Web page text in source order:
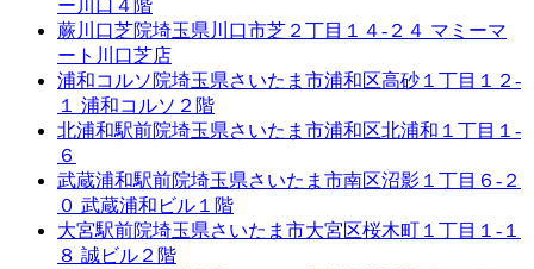
ー川口４階
蕨川口芝院埼玉県川口市芝２丁目１４-２４ マミーマ
ート川口芝店
浦和コルソ院埼玉県さいたま市浦和区高砂１丁目１２-
１ 浦和コルソ２階
北浦和駅前院埼玉県さいたま市浦和区北浦和１丁目１-
６
武蔵浦和駅前院埼玉県さいたま市南区沼影１丁目６-２
０ 武蔵浦和ビル１階
大宮駅前院埼玉県さいたま市大宮区桜木町１丁目１-１
８ 誠ビル２階